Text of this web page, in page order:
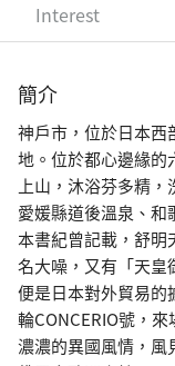
Interest
簡介
神戶市，位於日本西
地。位於都心邊緣的
上山，沐浴芬多精
愛媛縣道後溫泉、和
本書紀曾記載，舒明
名大噪，又有「天皇
便是日本對外貿易的
輪CONCERIO號，
濃濃的異國風情，風